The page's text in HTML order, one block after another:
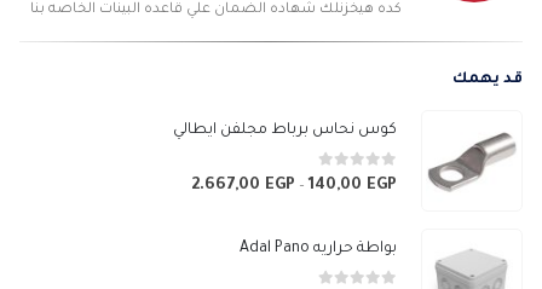
كده هيخزنلك شهاده الضمان علي قاعده البينات الخاصه بنا
قد يهمك
كوس نحاس برباط مجلفن ايطالي
0من 5140,00 EGP
–
2.667,00 EGP
بواطة حراريه Adal Pano